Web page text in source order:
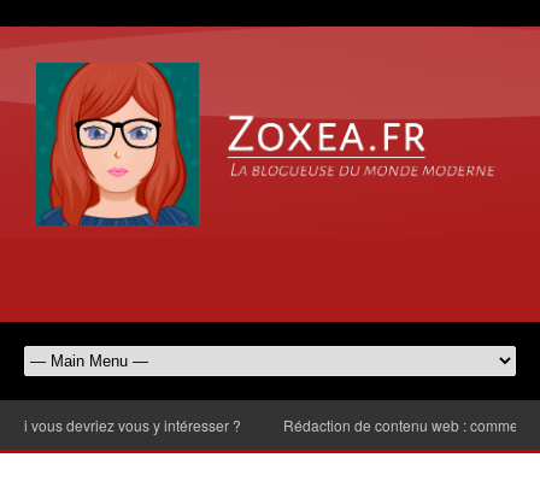
devriez vous y intéresser ? Rédaction de contenu web : comment